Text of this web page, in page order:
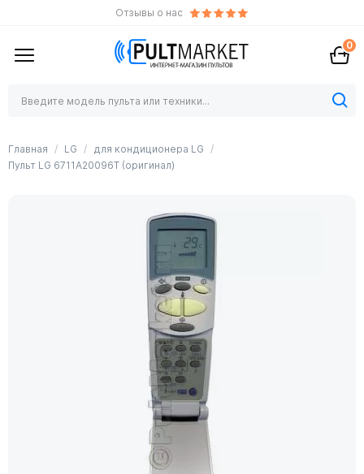
Отзывы о нас
0
Главная LG
для кондиционера LG
Пульт LG 6711A20096T (оригинал)